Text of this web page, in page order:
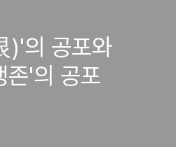
)'의 공포와
'의 공포